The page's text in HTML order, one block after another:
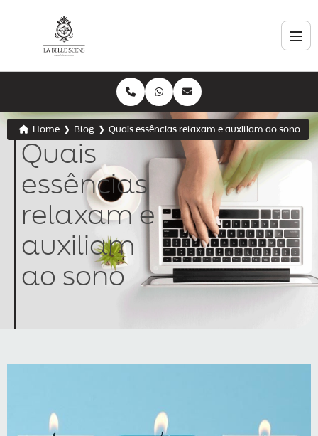
Home ❱ Blog ❱ Quais essências relaxam e auxiliam ao sono
Quais
essências
relaxam e
auxiliam
ao sono